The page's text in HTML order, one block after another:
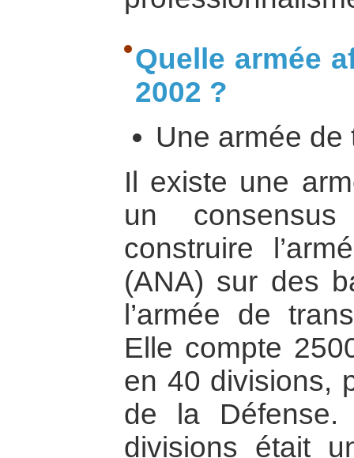
Quelle armée
2002 ?
Une armée de
Il existe une
un
construire
(ANA) sur des
l’armée de
Elle compte
en 40 divisions,
de la
divisions était